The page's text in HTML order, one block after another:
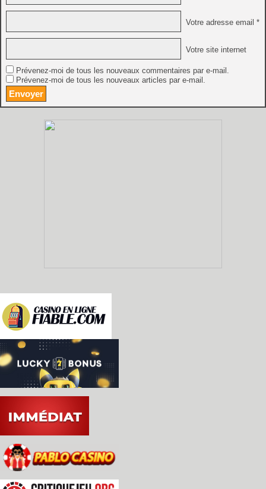
Votre adresse email *
Votre site internet
Prévenez-moi de tous les nouveaux commentaires par e-mail.
Prévenez-moi de tous les nouveaux articles par e-mail.